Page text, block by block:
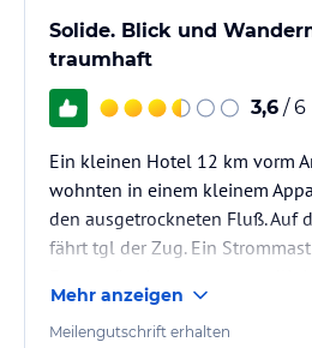
Solide. Blick und
traumhaft
3,6 / 6
Ein kleinen Hotel 12 km vorm
wohnten in einem kleinem
den ausgetrockneten Fluß. Auf
fährt tgl der Zug. Ein
Für den Preis zu teuer. Aber so
So traumhaft die Menschen und
Mehr anzeigen
Meilengutschrift erhalten